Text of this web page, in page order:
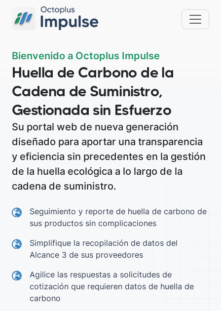
Bienvenido a Octoplus Impulse
Huella de Carbono de la
Cadena de Suministro,
Gestionada sin Esfuerzo
Su portal web de nueva generación
diseñado para aportar una transparencia
y eficiencia sin precedentes en la gestión
de la huella ecológica a lo largo de la
cadena de suministro.
Seguimiento y reporte de huella de carbono de
sus productos sin complicaciones
Simplifique la recopilación de datos del
Alcance 3 de sus proveedores
Agilice las respuestas a solicitudes de
cotización que requieren datos de huella de
carbono